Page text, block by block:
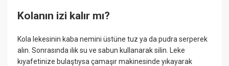
Kolanın izi kalır mı?
Kola lekesinin kaba nemini üstüne tuz ya da pudra serperek
alın. Sonrasında ılık su ve sabun kullanarak silin. Leke
kıyafetinize bulaştıysa çamaşır makinesinde yıkayarak